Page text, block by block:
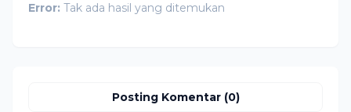
Error: Tak ada hasil yang ditemukan
Posting Komentar (0)